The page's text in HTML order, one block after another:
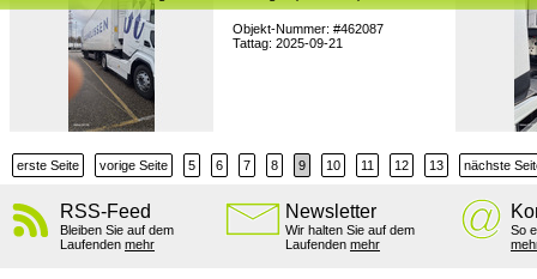
Objekt-Nummer: #462087
Tattag: 2025-09-21
erste Seite vorige Seite 5 6 7 8 9 10 11 12 13 nächste
RSS-Feed
Bleiben Sie auf dem
Laufenden mehr
Newsletter
Wir halten Sie auf dem
Laufenden mehr
So